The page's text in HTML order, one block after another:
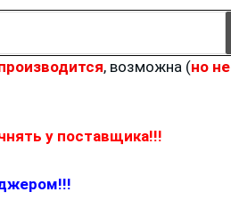
, возможна (но не
у поставщика!!!